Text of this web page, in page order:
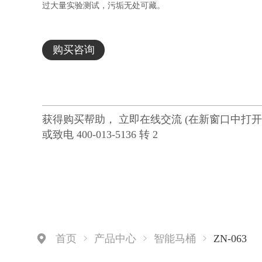
过大量实验测试，污垢无处可藏。
购买咨询
获得购买帮助， 立即在线交流 (在新窗口中打
或致电 400-013-5136 转 2
首页 产品中心 智能马桶 ZN-063